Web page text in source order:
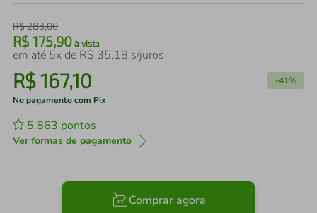
R$283,00
R$ 175,90 à vista
em até 5x de R$ 35,18 s/juros
R$167,10 -41%
No pagamento com Pix
5.863 pontos
Ver formas de pagamento
Comprar agora